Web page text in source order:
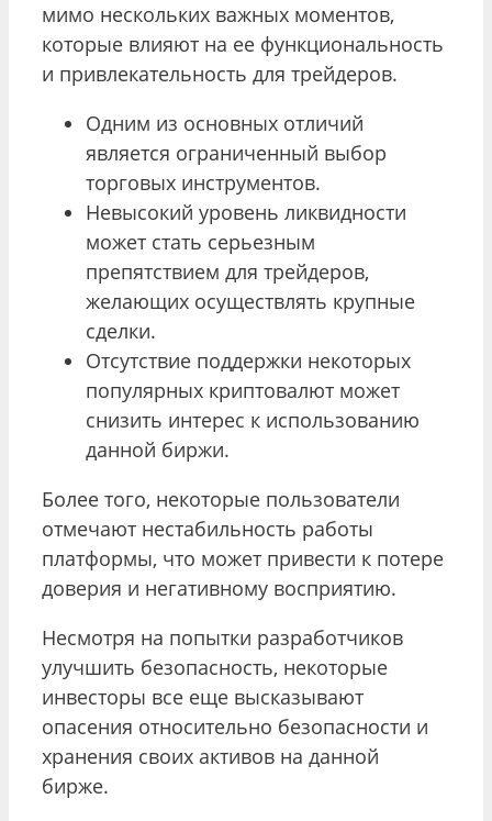
мимо нескольких важных моментов,
которые влияют на ее функциональность
и привлекательность для трейдеров.
Одним из основных отличий
является ограниченный выбор
торговых инструментов.
Невысокий уровень ликвидности
может стать серьезным
препятствием для трейдеров,
желающих осуществлять крупные
сделки.
Отсутствие поддержки некоторых
популярных криптовалют может
снизить интерес к использованию
данной биржи.
Более того, некоторые пользователи
отмечают нестабильность работы
платформы, что может привести к потере
доверия и негативному восприятию.
Несмотря на попытки разработчиков
улучшить безопасность, некоторые
инвесторы все еще высказывают
опасения относительно безопасности и
хранения своих активов на данной
бирже.